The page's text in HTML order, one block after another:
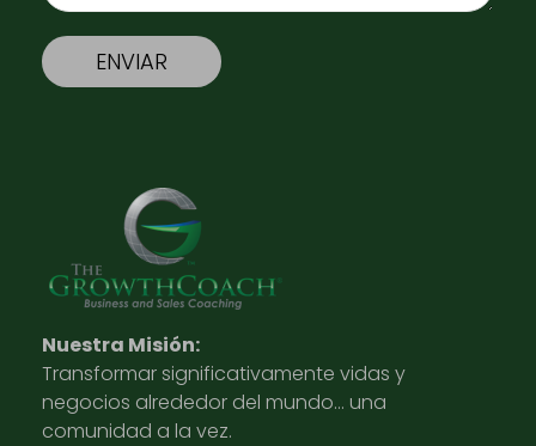
Nuestra Misión:
Transformar significativamente vidas y
negocios alrededor del mundo… una
comunidad a la vez.